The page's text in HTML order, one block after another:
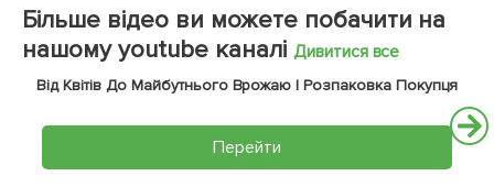
Більше відео ви можете побачити на
нашому youtube каналі Дивитися все
Від Квітів До Майбутнього Врожаю | Розпаковка Покупця
Перейти